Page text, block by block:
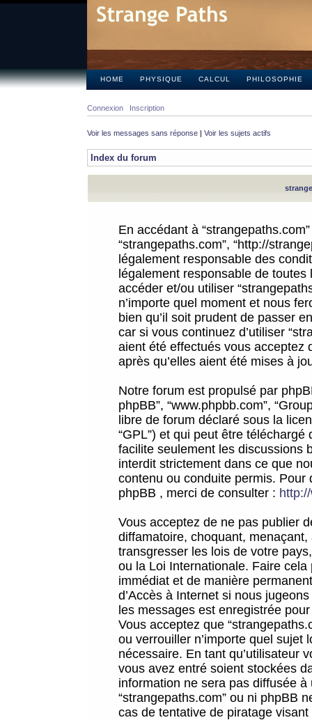
HOME PHYSIQUE CALCUL PHILOSOPHIE
Connexion Inscription
Voir les messages sans réponse | Voir les sujets actifs
Index du forum
En accédant à
“strangepaths.com”, “http://
légalement responsable des
légalement responsable de
accéder et/ou utiliser
n’importe quel moment et nous
bien qu’il soit prudent de passer
car si vous continuez d’utiliser
aient été effectués vous acceptez
après qu’elles aient été mises à
Notre forum est propulsé par
phpBB”, “www.phpbb.com”,
libre de forum déclaré sous la
“GPL”) et qui peut être téléchargé
facilite seulement les discussions
interdit strictement dans ce que
contenu ou conduite permis.
phpBB , merci de consulter :
Vous acceptez de ne pas publier
diffamatoire, choquant,
transgresser les lois de votre
ou la Loi Internationale. Faire
immédiat et de manière
d’Accès à Internet si nous
les messages est enregistrée
Vous acceptez que
ou verrouiller n’importe quel sujet
nécessaire. En tant qu’utilisateur
vous avez entré soient stockées
information ne sera pas diffusée
“strangepaths.com” ou ni phpBB
cas de tentative de piratage